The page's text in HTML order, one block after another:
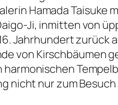
Hamada Taisuke
Ji, inmitten von
Jahrhundert zurück
von Kirschbäumen
nicht nur zum